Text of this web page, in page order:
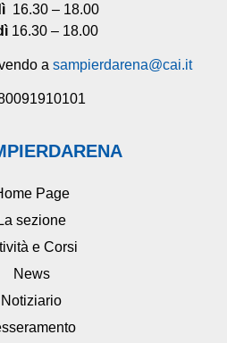
16.30 – 18.00
16.30 – 18.00
a sampierdarena@cai.it
Page
La sezione
e Corsi
News
Notiziario